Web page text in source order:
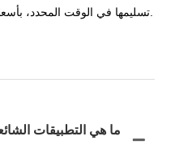
ما هي التطبيقات